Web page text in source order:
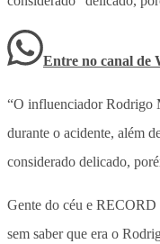
Entre no canal de
“O influenciador Rodrigo
durante o acidente, além
considerado delicado,
Gente do céu e
sem saber que era o